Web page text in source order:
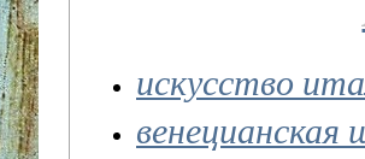
искусство
венецианская